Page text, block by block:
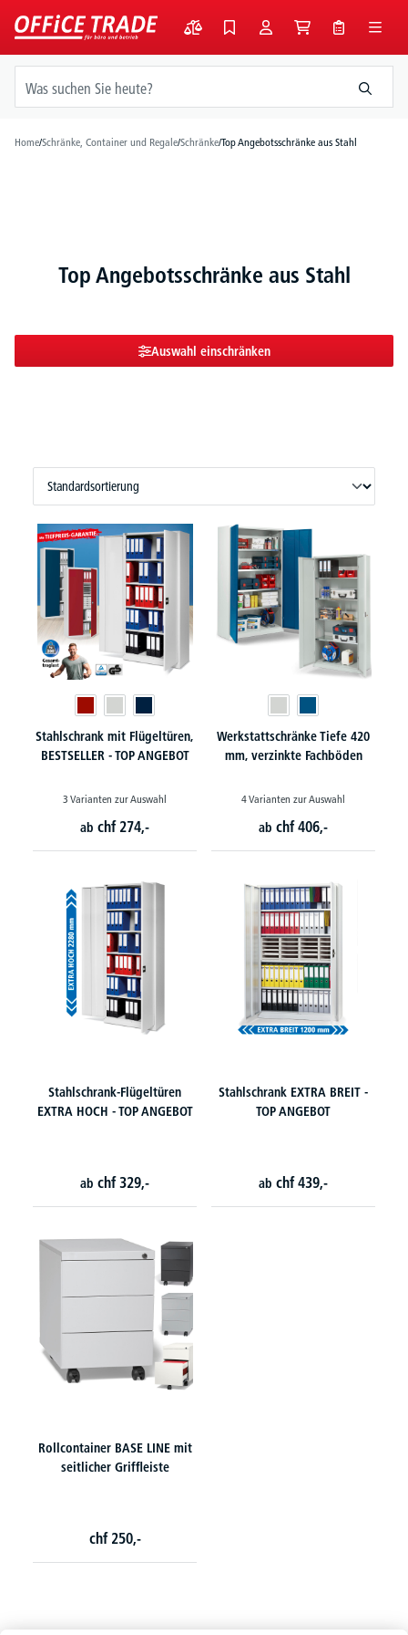
springen
Home/Schränke, Container und Regale/Schränke/Top Angebotsschränke aus Stahl
Top Angebotsschränke aus Stahl
Auswahl einschränken
Stahlschrank mit Flügeltüren,
BESTSELLER - TOP ANGEBOT
3 Varianten zur Auswahl
ab chf 274,-
Werkstattschränke Tiefe 420
mm, verzinkte Fachböden
4 Varianten zur Auswahl
ab chf 406,-
Stahlschrank-Flügeltüren
EXTRA HOCH - TOP ANGEBOT
ab chf 329,-
Stahlschrank EXTRA BREIT -
TOP ANGEBOT
ab chf 439,-
Rollcontainer BASE LINE mit
seitlicher Griffleiste
chf 250,-